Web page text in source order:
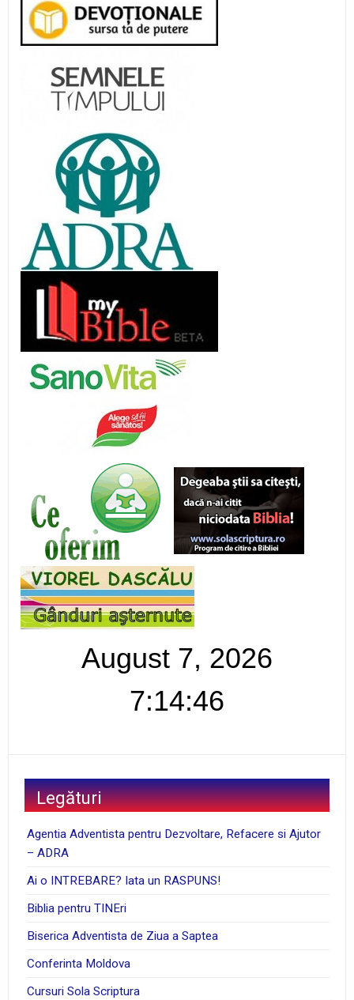
August 7, 2026
7:14:47
Legături
Agentia Adventista pentru Dezvoltare, Refacere si Ajutor
– ADRA
Ai o INTREBARE? Iata un RASPUNS!
Biblia pentru TINEri
Biserica Adventista de Ziua a Saptea
Conferinta Moldova
Cursuri Sola Scriptura